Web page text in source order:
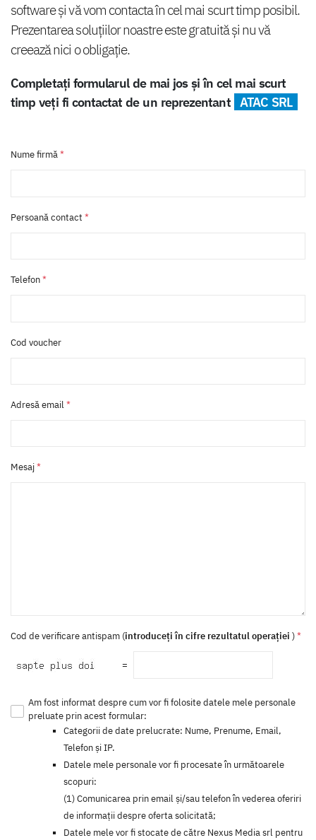
software și vă vom contacta în cel mai scurt timp posibil.
Prezentarea soluțiilor noastre este gratuită și nu vă
creează nici o obligație.
Completați formularul de mai jos și în cel mai scurt
timp veți fi contactat de un reprezentant ATAC SRL
Nume firmă*
Persoană contact *
Telefon*
Cod voucher
Adresă email*
Mesaj*
Cod de verificare antispam (introduceți în cifre rezultatul operației )*
=
Am fost informat despre cum vor fi folosite datele mele personale
preluate prin acest formular:
Categorii de date prelucrate: Nume, Prenume, Email,
Telefon și IP.
Datele mele personale vor fi procesate în următoarele
scopuri:
(1) Comunicarea prin email şi/sau telefon în vederea oferiri
de informaţii despre oferta solicitată;
Datele mele vor fi stocate de către Nexus Media srl pentru